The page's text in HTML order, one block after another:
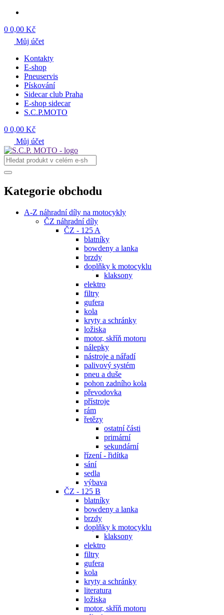
0 0,00 Kč
Můj účet
Kontakty
E-shop
Pneuservis
Pískování
Sidecar club Praha
E-shop sidecar
S.C.P.MOTO
0 0,00 Kč
Můj účet
Kategorie obchodu
A-Z náhradní díly na motocykly
ČZ náhradní díly
ČZ - 125 A
blatníky
bowdeny a lanka
brzdy
doplňky k motocyklu
klaksony
elektro
filtry
gufera
kola
kryty a schránky
ložiska
motor, skříň motoru
nálepky
nástroje a nářadí
palivový systém
pneu a duše
pohon zadního kola
převodovka
přístroje
rám
řetězy
ostatní části
primární
sekundární
řízení - řidítka
sání
sedla
výbava
ČZ - 125 B
blatníky
bowdeny a lanka
brzdy
doplňky k motocyklu
klaksony
elektro
filtry
gufera
kola
kryty a schránky
literatura
ložiska
motor, skříň motoru